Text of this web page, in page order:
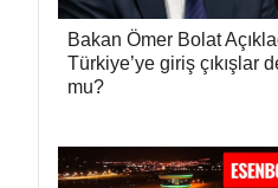
Bakan Ömer Bolat
Türkiye’ye giriş çıkışlar
mu?